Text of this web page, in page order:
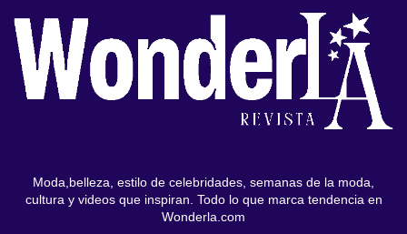
Moda,belleza, estilo de celebridades, semanas de la moda,
cultura y videos que inspiran. Todo lo que marca tendencia en
Wonderla.com